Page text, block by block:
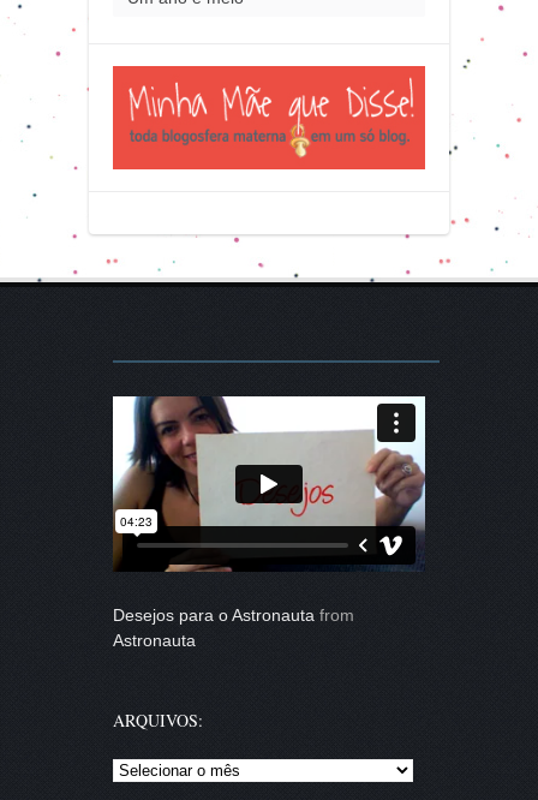
Desejos para o Astronauta from
Astronauta
ARQUIVOS:
Arquivos: